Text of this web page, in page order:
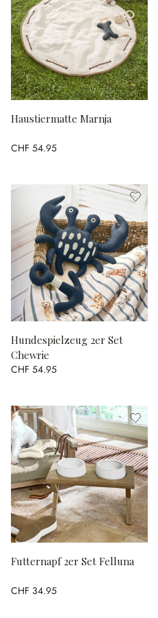
Haustiermatte Marnja
CHF 54.95
Hundespielzeug 2er Set
Chewrie
CHF 54.95
Futternapf 2er Set Felluna
CHF 34.95